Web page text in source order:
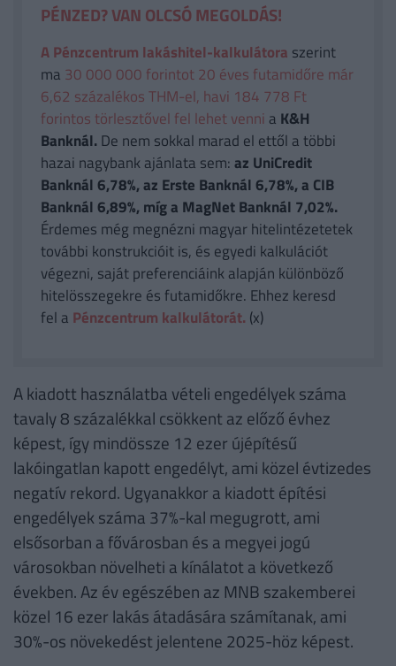
PÉNZED? VAN OLCSÓ MEGOLDÁS!
A Pénzcentrum lakáshitel-kalkulátora szerint
ma 30 000 000 forintot 20 éves futamidőre már
6,62 százalékos THM-el, havi 184 778 Ft
forintos törlesztővel fel lehet venni a K&H
Banknál.De nem sokkal marad el ettől a többi
hazai nagybank ajánlata sem:az UniCredit
Banknál 6,78%, az Erste Banknál 6,78%, a CIB
Banknál 6,89%, míg a MagNet Banknál 7,02%.
Érdemes még megnézni magyar hitelintézetetek
további konstrukcióit is, és egyedi kalkulációt
végezni, saját preferenciáink alapján különböző
hitelösszegekre és futamidőkre. Ehhez keresd
fel a Pénzcentrum kalkulátorát. (x)
A kiadott használatba vételi engedélyek száma
tavaly 8 százalékkal csökkent az előző évhez
képest, így mindössze 12 ezer újépítésű
lakóingatlan kapott engedélyt, ami közel évtizedes
negatív rekord. Ugyanakkor a kiadott építési
engedélyek száma 37%-kal megugrott, ami
elsősorban a fővárosban és a megyei jogú
városokban növelheti a kínálatot a következő
években. Az év egészében az MNB szakemberei
közel 16 ezer lakás átadására számítanak, ami
30%-os növekedést jelentene 2025-höz képest.